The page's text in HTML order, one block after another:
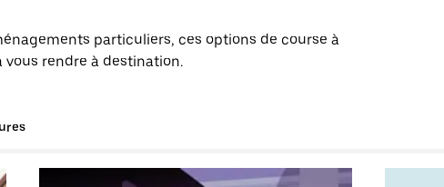
particuliers, ces options de course à
vous rendre à destination.